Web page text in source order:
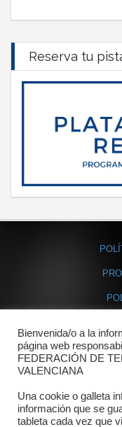
Reserva tu
Bienvenida/o a la
página web
FEDERACIÓN DE
VALENCIANA
Una cookie o galleta
información que se
tableta cada vez que